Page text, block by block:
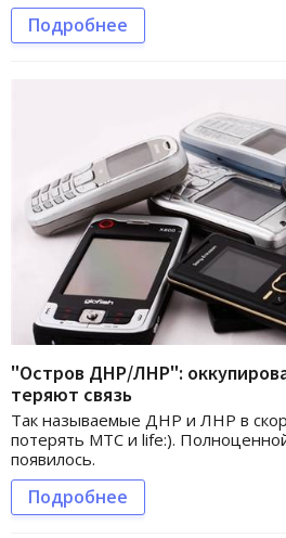
Подробнее
"Остров ДНР/ЛНР":
теряют связь
Так называемые ДНР и ЛНР в
потерять МТС и life:).
появилось.
Подробнее